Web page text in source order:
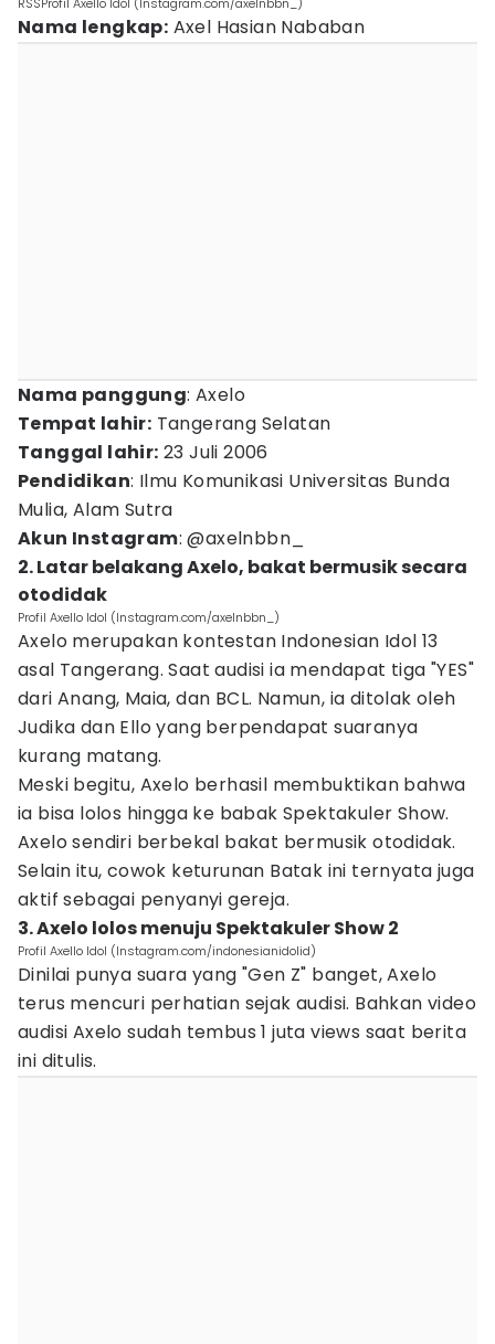
Nama lengkap: Axel Hasian Nababan
Nama panggung: Axelo
Tempat lahir: Tangerang Selatan
Tanggal lahir: 23 Juli 2006
Pendidikan: Ilmu Komunikasi Universitas Bunda
Mulia, Alam Sutra
Akun Instagram: @axelnbbn_
2. Latar belakang Axelo, bakat bermusik secara
otodidak
Profil Axello Idol (Instagram.com/axelnbbn_)
Axelo merupakan kontestan Indonesian Idol 13
asal Tangerang. Saat audisi ia mendapat tiga "YES"
dari Anang, Maia, dan BCL. Namun, ia ditolak oleh
Judika dan Ello yang berpendapat suaranya
kurang matang.
Meski begitu, Axelo berhasil membuktikan bahwa
ia bisa lolos hingga ke babak Spektakuler Show.
Axelo sendiri berbekal bakat bermusik otodidak.
Selain itu, cowok keturunan Batak ini ternyata juga
aktif sebagai penyanyi gereja.
3. Axelo lolos menuju Spektakuler Show 2
Profil Axello Idol (Instagram.com/indonesianidolid)
Dinilai punya suara yang "Gen Z" banget, Axelo
terus mencuri perhatian sejak audisi. Bahkan video
audisi Axelo sudah tembus 1 juta views saat berita
ini ditulis.